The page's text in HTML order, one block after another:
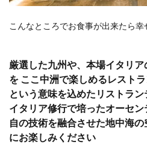
こんなところでお食事が出来たら
厳選した九州や、本場イタリ
を ここ中洲で楽しめるレスト
という意味を込めたリストラ
イタリア修行で培ったオーセ
自の技術を融合させた地中海
にお楽しみください